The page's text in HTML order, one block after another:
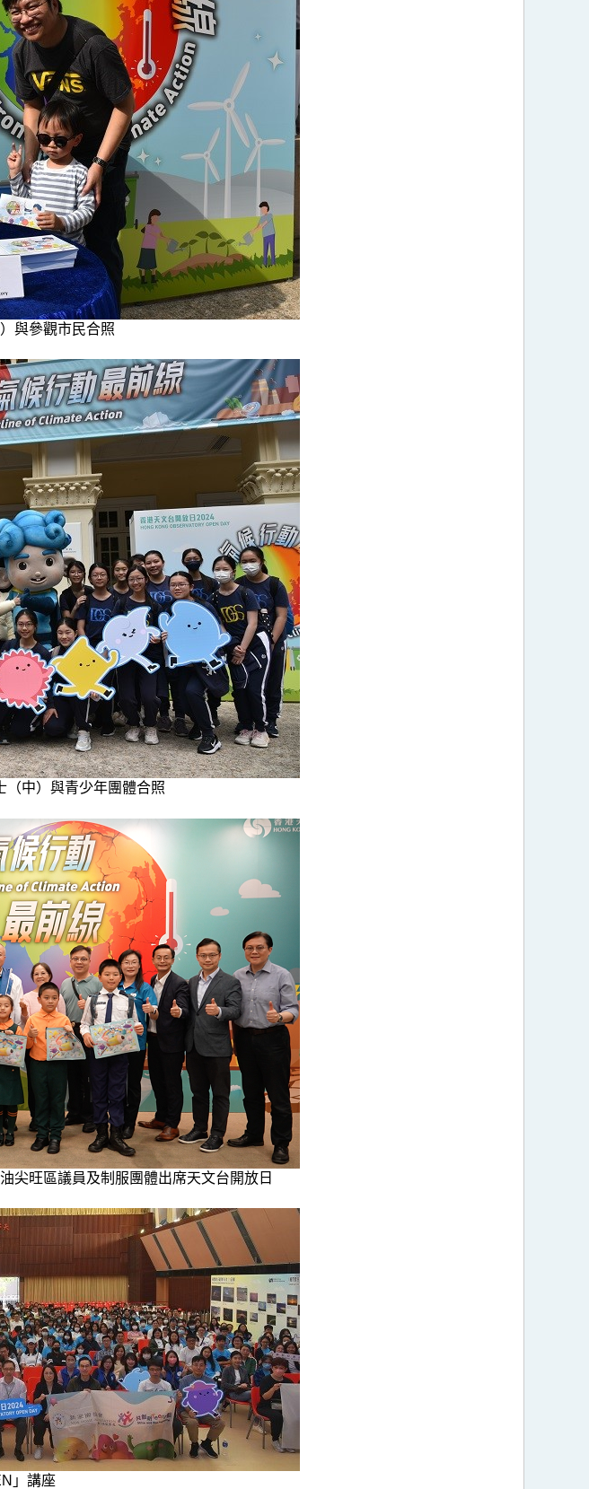
與參觀市民合照
（中）與青少年團體合照
尖旺區議員及制服團體出席天文台開放日
」講座